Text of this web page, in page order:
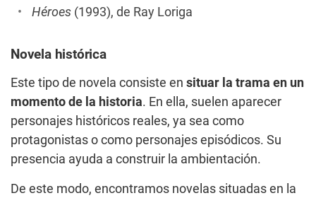
Héroes (1993), de Ray Loriga
Novela histórica
Este tipo de novela consiste en situar la trama en un
momento de la historia. En ella, suelen aparecer
personajes históricos reales, ya sea como
protagonistas o como personajes episódicos. Su
presencia ayuda a construir la ambientación.
De este modo, encontramos novelas situadas en la